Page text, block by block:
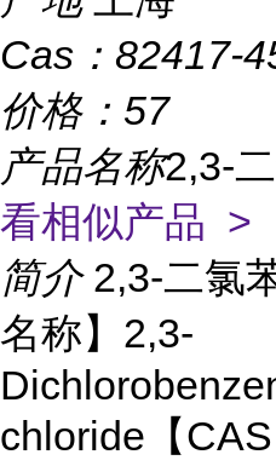
Cas： 82417-
价格： 57
产品名称2,3-
看相似产品 >
简介 2,3-二氯
名称】2,3-
chloride【